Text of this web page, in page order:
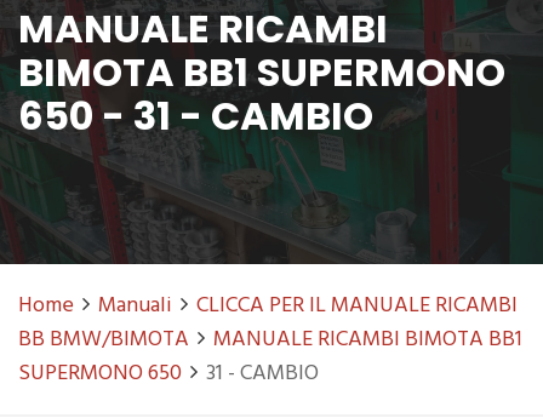
MANUALE RICAMBI
BIMOTA BB1 SUPERMONO
650 - 31 - CAMBIO
Home Manuali
CLICCA PER IL MANUALE RICAMBI
BB BMW/BIMOTA
MANUALE RICAMBI BIMOTA BB1
SUPERMONO 650
31 - CAMBIO